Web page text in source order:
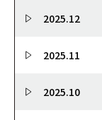
2025.12
2025.11
2025.10